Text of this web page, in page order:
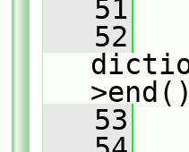
   51
   52
   53